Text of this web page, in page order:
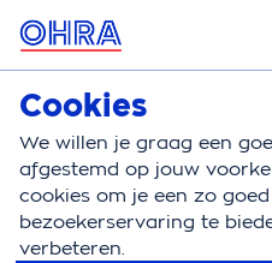
MENU
Zorgverzekering
Zorgverzekering
Handig: de
Cookies
We willen je graag een
afgestemd op jouw
cookies om je een zo
bezoekerservaring te
verbeteren.